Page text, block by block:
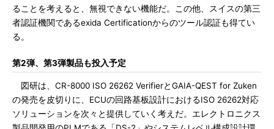
ることを考えると、無視できない機能だ。この他、スイスの第三
者認証機関であるexida Certificationからのツール認証も得てい
る。
第2弾、第3弾製品も投入予定
図研は、CR-8000 ISO 26262 VerifierとGAIA-QEST for Zuken
の発売を皮切りに、ECUの回路基板設計におけるISO 26262対応
ソリューションを次々と提供していく考えだ。エレクトロニクス